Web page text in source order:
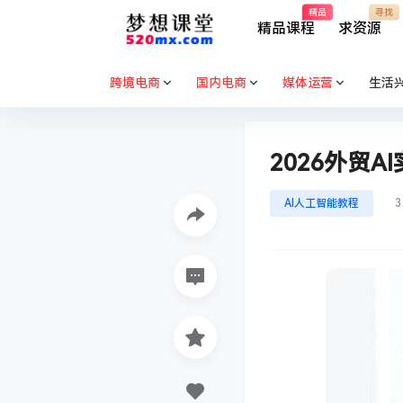
精品课程
精品
求资源
寻找
跨境电商 国内电商 媒体运营 生活
2026外贸AI
AI人工智能教程